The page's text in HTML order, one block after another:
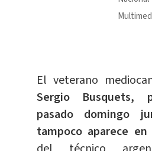
El veterano
Sergio Busquets,
pasado domingo
tampoco aparece